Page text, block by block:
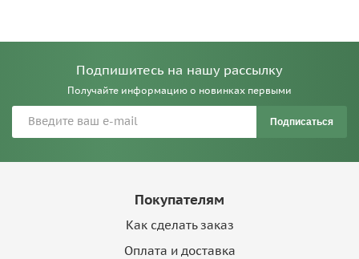
Подпишитесь на нашу рассылку
Получайте информацию о новинках первыми
Подписаться
Покупателям
Как сделать заказ
Оплата и доставка